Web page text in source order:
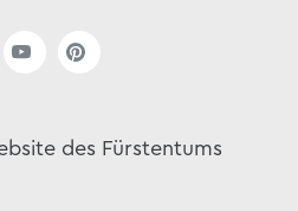
des Fürstentums